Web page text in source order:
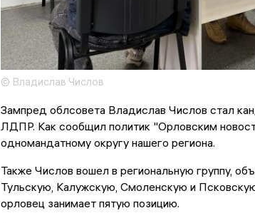
© Владислав Числов
Зампред облсовета Владислав Числов стал
ЛДПР. Как сообщил политик "Орловским
одномандатному округу нашего региона.
Также Числов вошел в региональную группу,
Тульскую, Калужскую, Смоленскую и
орловец занимает пятую позицию.